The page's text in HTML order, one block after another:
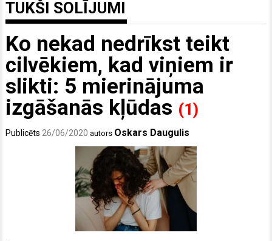
TUKŠI SOLĪJUMI
Ko nekad nedrīkst teikt
cilvēkiem, kad viņiem ir
slikti: 5 mierinājuma
izgāšanās kļūdas (1)
Publicēts 26/06/2020 autors Oskars Daugulis